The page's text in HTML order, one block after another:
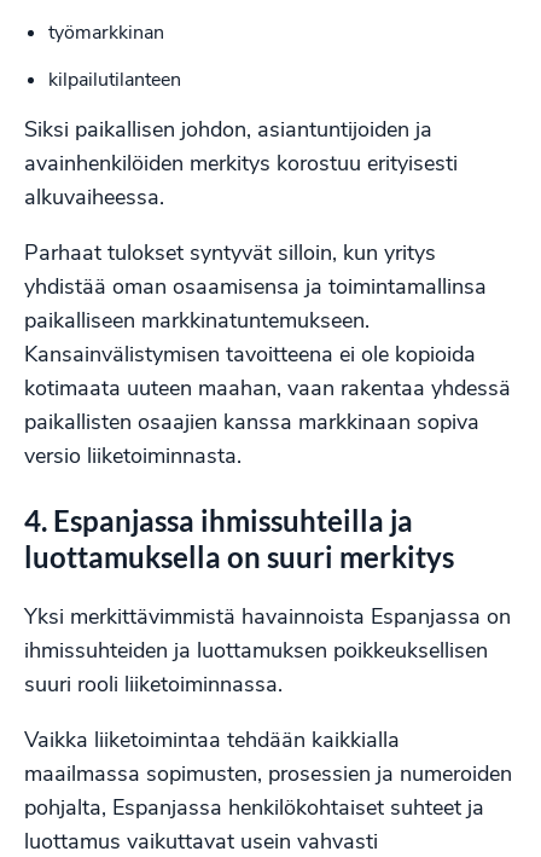
työmarkkinan
kilpailutilanteen
Siksi paikallisen johdon, asiantuntijoiden ja
avainhenkilöiden merkitys korostuu erityisesti
alkuvaiheessa.
Parhaat tulokset syntyvät silloin, kun yritys
yhdistää oman osaamisensa ja toimintamallinsa
paikalliseen markkinatuntemukseen.
Kansainvälistymisen tavoitteena ei ole kopioida
kotimaata uuteen maahan, vaan rakentaa yhdessä
paikallisten osaajien kanssa markkinaan sopiva
versio liiketoiminnasta.
4. Espanjassa ihmissuhteilla ja
luottamuksella on suuri merkitys
Yksi merkittävimmistä havainnoista Espanjassa on
ihmissuhteiden ja luottamuksen poikkeuksellisen
suuri rooli liiketoiminnassa.
Vaikka liiketoimintaa tehdään kaikkialla
maailmassa sopimusten, prosessien ja numeroiden
pohjalta, Espanjassa henkilökohtaiset suhteet ja
luottamus vaikuttavat usein vahvasti